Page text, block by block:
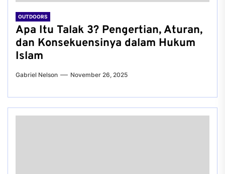
OUTDOORS
Apa Itu Talak 3? Pengertian, Aturan,
dan Konsekuensinya dalam Hukum
Islam
Gabriel Nelson November 26, 2025